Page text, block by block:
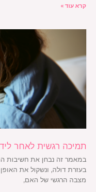
קרא עוד »
תמיכה רגשית לאחר
במאמר זה נבחן את חשיבות
בעזרת דולה, ונשקול את
מצבה הרגשי של האם,